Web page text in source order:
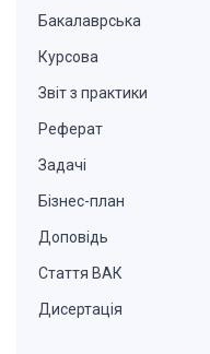
Бакалаврська
Курсова
Звіт з практики
Реферат
Задачі
Бізнес-план
Доповідь
Стаття ВАК
Дисертація